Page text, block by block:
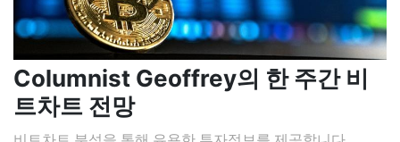
Columnist Geoffrey의 한 주간 비
트차트 전망